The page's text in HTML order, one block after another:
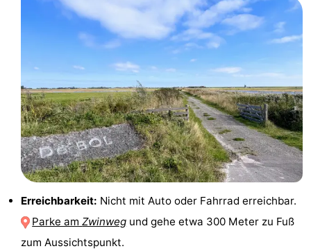
Mühlen
Aussichtspunkte
Attraktionen
Rundfahrten
Spielplätze
Erreichbarkeit: Nicht mit Auto oder Fahrrad erreichbar.
Parke amZwinweg und gehe etwa 300 Meter zu Fuß
zum Aussichtspunkt.